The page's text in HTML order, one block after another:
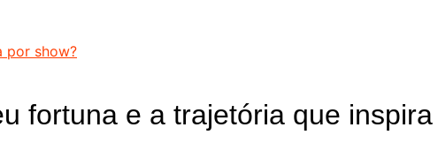
por show?
fortuna e a trajetória que inspira